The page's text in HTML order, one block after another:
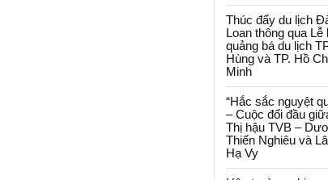
Thúc đẩy du lịch
Loan thông qua Lễ
quảng bá du lịch
Hùng và TP. Hồ
Minh
“Hắc sắc nguyệt
– Cuộc đối đầu
Thị hậu TVB –
Thiến Nghiêu và
Hạ Vy